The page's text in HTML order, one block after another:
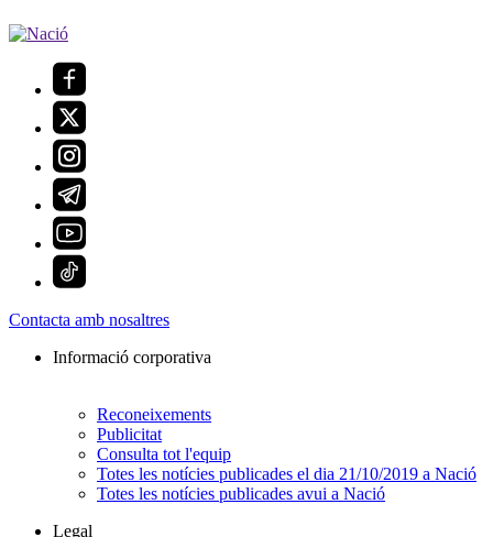
Contacta amb nosaltres
Informació corporativa
Reconeixements
Publicitat
Consulta tot l'equip
Totes les notícies publicades el dia 21/10/2019 a Nació
Totes les notícies publicades avui a Nació
Legal